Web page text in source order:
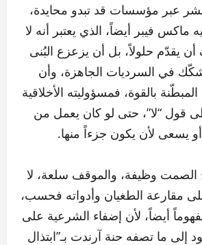
عبر مؤسسات قد تبدو محايدة،
ماكس فيبر أيضاً، الذي يعتبر أنه لا
يقدّم حلولاً، بل أن يزعزع البُنى
في السرديات الجاهزة، وأن
بالقوة، فمسؤوليته الأخلاقية
قول “لا”، حتى لو كان يعمل من
يسعى لأن يكون جزءاً منها.
الصمت وظيفة، والموقف سلعة، لا
مقارعة الطغيان وأدواته فحسب،
أيضاً، لأن إضفاء الشرعية على
إلى ما تصفه حنة آرندت بـ”ابتذال